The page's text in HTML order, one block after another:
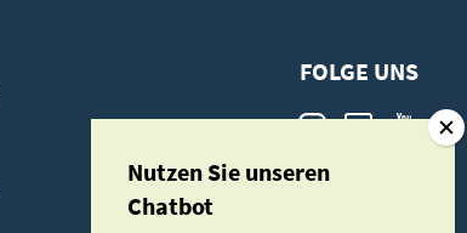
FOLGE UNS